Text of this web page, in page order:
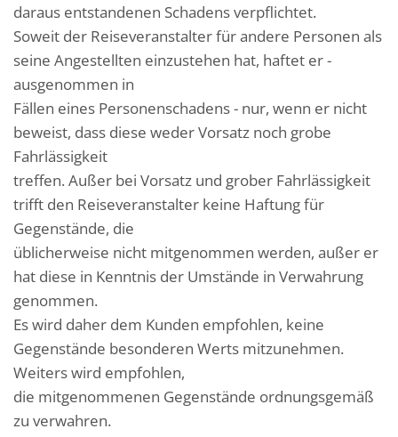
daraus entstandenen Schadens verpflichtet.
Soweit der Reiseveranstalter für andere Personen als
seine Angestellten einzustehen hat, haftet er -
ausgenommen in
Fällen eines Personenschadens - nur, wenn er nicht
beweist, dass diese weder Vorsatz noch grobe
Fahrlässigkeit
treffen. Außer bei Vorsatz und grober Fahrlässigkeit
trifft den Reiseveranstalter keine Haftung für
Gegenstände, die
üblicherweise nicht mitgenommen werden, außer er
hat diese in Kenntnis der Umstände in Verwahrung
genommen.
Es wird daher dem Kunden empfohlen, keine
Gegenstände besonderen Werts mitzunehmen.
Weiters wird empfohlen,
die mitgenommenen Gegenstände ordnungsgemäß
zu verwahren.